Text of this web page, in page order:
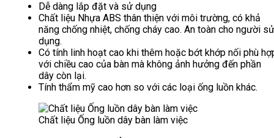
Dễ dàng lắp đặt và sử dụng
Chất liệu Nhựa ABS thân thiện với môi trường, có khả
năng chống nhiệt, chống cháy cao. An toàn cho người sử
dụng.
Có tính linh hoạt cao khi thêm hoặc bớt khớp nối phù
với chiều cao của bàn mà không ảnh hưởng đến phần
dây còn lại.
Tính thẩm mỹ cao hơn so với các loại ống luồn khác.
Chất liệu Ống luồn dây bàn làm việc